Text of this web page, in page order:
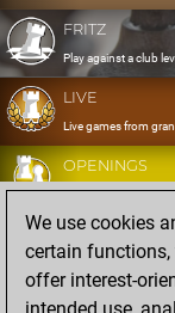
FRITZ
Play against a club
LIVE
Live games from
OPENINGS
Develop and
DATABASE
Eight million strong
MYGAMES
We use cookies
certain functions,
offer interest-